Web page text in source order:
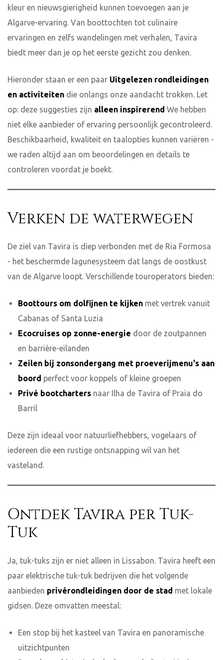
kleur en nieuwsgierigheid kunnen toevoegen aan je
Algarve-ervaring. Van boottochten tot culinaire
ervaringen en zelfs wandelingen met verhalen, Tavira
biedt meer dan je op het eerste gezicht zou denken.
Hieronder staan er een paar Uitgelezen rondleidingen
en activiteiten die onlangs onze aandacht trokken. Let
op: deze suggesties zijn alleen inspirerend We hebben
niet elke aanbieder of ervaring persoonlijk gecontroleerd.
Beschikbaarheid, kwaliteit en taalopties kunnen variëren -
we raden altijd aan om beoordelingen en details te
controleren voordat je boekt.
Verken de waterwegen
De ziel van Tavira is diep verbonden met de Ria Formosa
- het beschermde lagunesysteem dat langs de oostkust
van de Algarve loopt. Verschillende touroperators bieden:
Boottours om dolfijnen te kijkenmet vertrek vanuit
Cabanas of Santa Luzia
Ecocruises op zonne-energie door de zoutpannen
en barrière-eilanden
Zeilen bij zonsondergang met proeverijmenu's aan
boord perfect voor koppels of kleine groepen
Privé bootchartersnaar Ilha de Tavira of Praia do
Barril
Deze zijn ideaal voor natuurliefhebbers, vogelaars of
iedereen die een rustige ontsnapping wil van het
vasteland.
Ontdek Tavira per Tuk-
Tuk
Ja, tuk-tuks zijn er niet alleen in Lissabon. Tavira heeft een
paar elektrische tuk-tuk bedrijven die het volgende
aanbieden privérondleidingen door de stad met lokale
gidsen. Deze omvatten meestal:
Een stop bij het kasteel van Tavira en panoramische
uitzichtpunten